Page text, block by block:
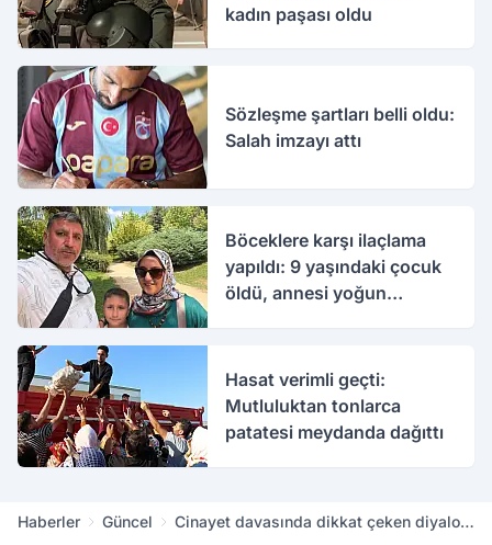
kadın paşası oldu
Sözleşme şartları belli oldu:
Salah imzayı attı
Böceklere karşı ilaçlama
yapıldı: 9 yaşındaki çocuk
öldü, annesi yoğun
Hasat verimli geçti:
Mutluluktan tonlarca
patatesi meydanda dağıttı
Haberler Güncel
Cinayet davasında dikkat çeken diyalog: